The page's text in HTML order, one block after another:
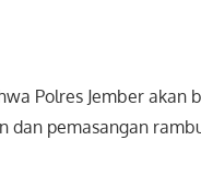
Polres Jember
dan pemasangan